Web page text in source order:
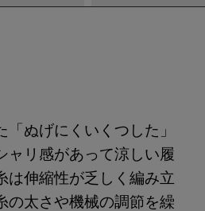
ぬげにくいくつした」
ャリ感があって涼しい履
は伸縮性が乏しく編み立
の太さや機械の調節を繰